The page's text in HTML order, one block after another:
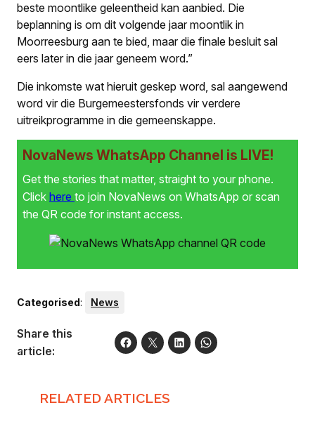
beste moontlike geleentheid kan aanbied. Die
beplanning is om dit volgende jaar moontlik in
Moorreesburg aan te bied, maar die finale besluit sal
eers later in die jaar geneem word.”
Die inkomste wat hieruit geskep word, sal aangewend
word vir die Burgemeestersfonds vir verdere
uitreikprogramme in die gemeenskappe.
NovaNews WhatsApp Channel is LIVE!
Get the stories that matter, straight to your phone.
Click here to join NovaNews on WhatsApp or scan
the QR code for instant access.
Categorised: News
Share this
article:
RELATED ARTICLES